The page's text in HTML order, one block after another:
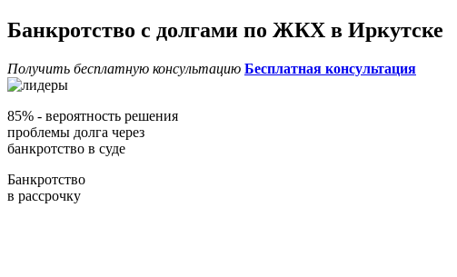
Банкротство с долгами по ЖКХ в Иркутске
Получить бесплатную консультацию Бесплатная консультация
85% - вероятность решения
проблемы долга через
банкротство в суде
Банкротство
в рассрочку